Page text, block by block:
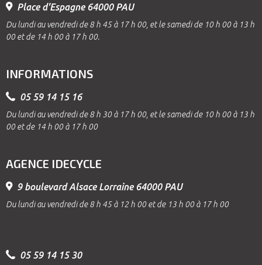
Place d'Espagne 64000 PAU
Du lundi au vendredi de 8 h 45 à 17 h 00, et le samedi de 10 h 00 à 13 h
00 et de 14 h 00 à 17 h 00.
INFORMATIONS
05 59 14 15 16
Du lundi au vendredi de 8 h 30 à 17 h 00, et le samedi de 10 h 00 à 13 h
00 et de 14 h 00 à 17 h 00
AGENCE IDECYCLE
9 boulevard Alsace Lorraine 64000 PAU
Du lundi au vendredi de 8 h 45 à 12 h 00 et de 13 h 00 à 17 h 00
05 59 14 15 30